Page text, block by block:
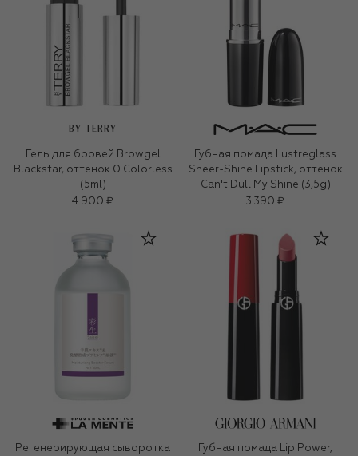
BY TERRY
Гель для бровей Browgel
Blackstar, оттенок 0 Colorless
(5ml)
4 900 ₽
Губная помада Lustreglass
Sheer-Shine Lipstick, оттенок
Can't Dull My Shine (3,5g)
3 390 ₽
Регенерирующая сыворотка
Губная помада Lip Power,